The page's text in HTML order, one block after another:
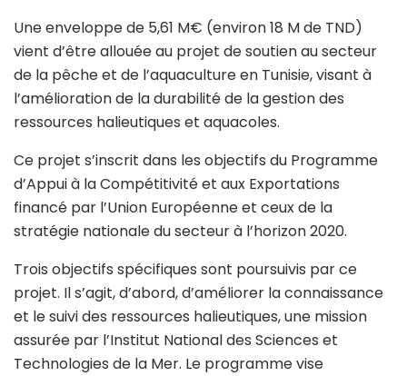
Une enveloppe de 5,61 M€ (environ 18 M de TND)
vient d’être allouée au projet de soutien au secteur
de la pêche et de l’aquaculture en Tunisie, visant à
l’amélioration de la durabilité de la gestion des
ressources halieutiques et aquacoles.
Ce projet s’inscrit dans les objectifs du Programme
d’Appui à la Compétitivité et aux Exportations
financé par l’Union Européenne et ceux de la
stratégie nationale du secteur à l’horizon 2020.
Trois objectifs spécifiques sont poursuivis par ce
projet. Il s’agit, d’abord, d’améliorer la connaissance
et le suivi des ressources halieutiques, une mission
assurée par l’Institut National des Sciences et
Technologies de la Mer. Le programme vise